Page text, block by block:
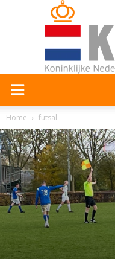
Home futsal